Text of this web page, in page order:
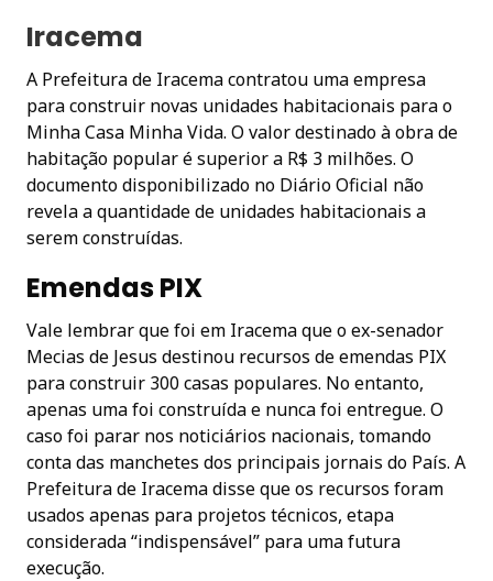
Iracema
A Prefeitura de Iracema contratou uma empresa
para construir novas unidades habitacionais para o
Minha Casa Minha Vida. O valor destinado à obra de
habitação popular é superior a R$ 3 milhões. O
documento disponibilizado no Diário Oficial não
revela a quantidade de unidades habitacionais a
serem construídas.
Emendas PIX
Vale lembrar que foi em Iracema que o ex-senador
Mecias de Jesus destinou recursos de emendas PIX
para construir 300 casas populares. No entanto,
apenas uma foi construída e nunca foi entregue. O
caso foi parar nos noticiários nacionais, tomando
conta das manchetes dos principais jornais do País. A
Prefeitura de Iracema disse que os recursos foram
usados apenas para projetos técnicos, etapa
considerada “indispensável” para uma futura
execução.